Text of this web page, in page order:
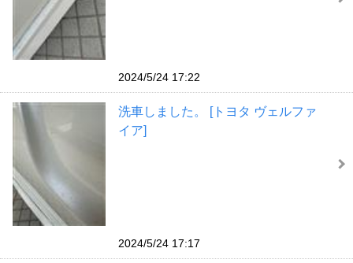
2024/5/24 17:22
洗車しました。 [トヨタ ヴェルファ
イア]
2024/5/24 17:17